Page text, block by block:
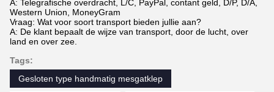
A: Telegrafische overdracht, L/C, PayPal, contant geld, D/P, D/A,
Western Union, MoneyGram
Vraag: Wat voor soort transport bieden jullie aan?
A: De klant bepaalt de wijze van transport, door de lucht, over
land en over zee.
Tags:
Gesloten type handmatig mesgatklep